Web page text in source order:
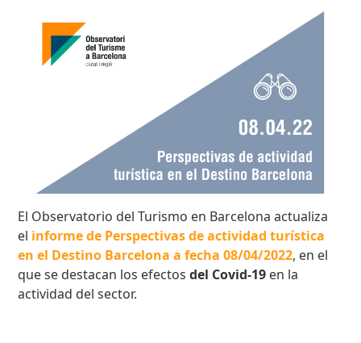
El Observatorio del Turismo en Barcelona actualiza
el informe de Perspectivas de actividad turística
en el Destino Barcelona a fecha 08/04/2022, en el
que se destacan los efectosdel Covid-19 en la
actividad del sector.